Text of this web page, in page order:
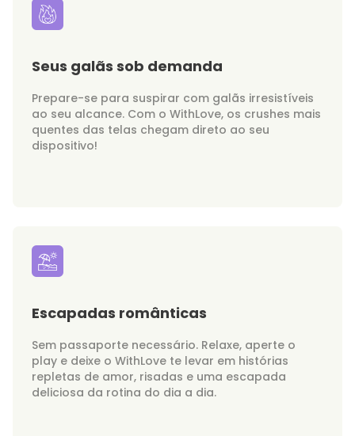
Seus galãs sob demanda
Prepare-se para suspirar com galãs irresistíveis
ao seu alcance. Com o WithLove, os crushes mais
quentes das telas chegam direto ao seu
dispositivo!
Escapadas românticas
Sem passaporte necessário. Relaxe, aperte o
play e deixe o WithLove te levar em histórias
repletas de amor, risadas e uma escapada
deliciosa da rotina do dia a dia.